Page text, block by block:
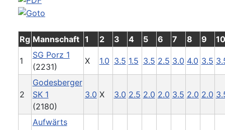
Rg Mannschaft 1 2 3 4 5 6 7 8 9 10
1
SG Porz 1
(2231)
X 1.0 3.5 1.5 3.5 2.5 3.0 4.0 3.5
2
Godesberger
SK 1
(2180)
3.0 X 3.0 2.5 2.0 2.0 3.5 2.0 2.0
Aufwärts